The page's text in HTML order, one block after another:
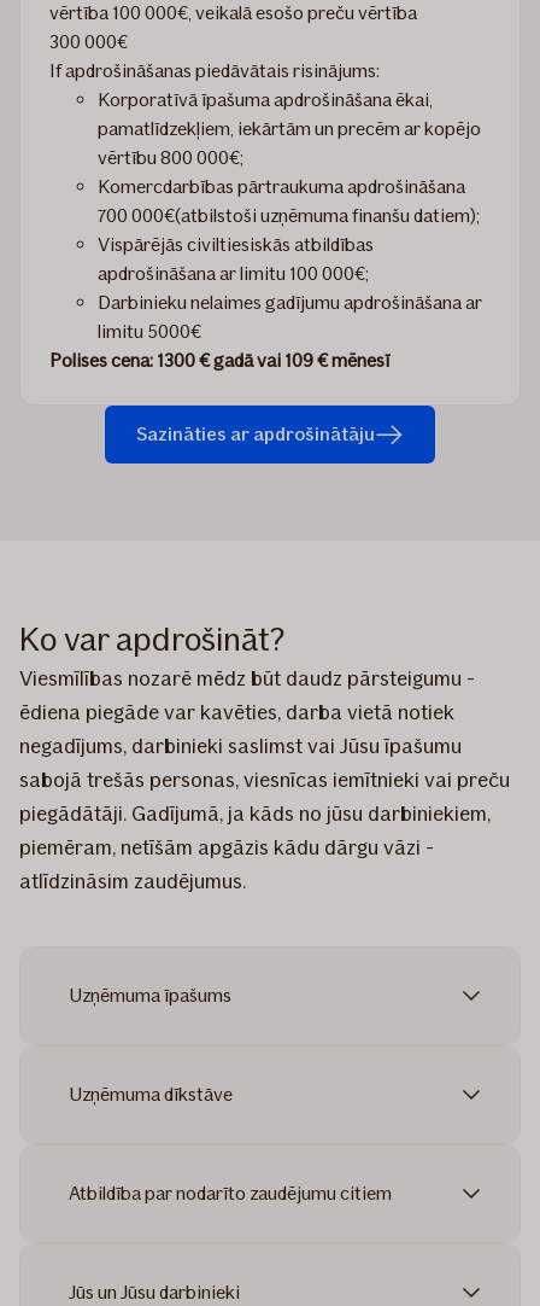
vērtība 100 000€, veikalā esošo preču vērtība
300 000€
If apdrošināšanas piedāvātais risinājums:
Korporatīvā īpašuma apdrošināšana ēkai,
pamatlīdzekļiem, iekārtām un precēm ar kopējo
vērtību 800 000€;
Komercdarbības pārtraukuma apdrošināšana
700 000€(atbilstoši uzņēmuma finanšu datiem);
Vispārējās civiltiesiskās atbildības
apdrošināšana ar limitu 100 000€;
Darbinieku nelaimes gadījumu apdrošināšana ar
limitu 5000€
Polises cena: 1300 € gadā vai 109 € mēnesī
Sazināties ar apdrošinātāju
Ko var apdrošināt?
Viesmīlības nozarē mēdz būt daudz pārsteigumu -
ēdiena piegāde var kavēties, darba vietā notiek
negadījums, darbinieki saslimst vai Jūsu īpašumu
sabojā trešās personas, viesnīcas iemītnieki vai preču
piegādātāji. Gadījumā, ja kāds no jūsu darbiniekiem,
piemēram, netīšām apgāzis kādu dārgu vāzi -
atlīdzināsim zaudējumus.
Uzņēmuma īpašums
Uzņēmuma dīkstāve
Atbildība par nodarīto zaudējumu citiem
Jūs un Jūsu darbinieki